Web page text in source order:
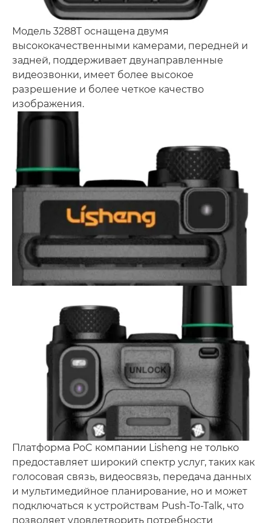
Модель 3288T оснащена двумя
высококачественными камерами, передней и
задней, поддерживает двунаправленные
видеозвонки, имеет более высокое
разрешение и более четкое качество
изображения.
Платформа PoC компании Lisheng не только
предоставляет широкий спектр услуг, таких как
голосовая связь, видеосвязь, передача данных
и мультимедийное планирование, но и может
подключаться к устройствам Push-To-Talk, что
позволяет удовлетворить потребности